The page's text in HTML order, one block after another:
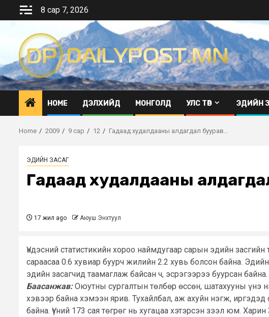
8 сар 7, 2026
HOME ДЭЛХИЙД МОНГОЛД УЛС ТӨР ЭДИЙН
Home 2009 9 сар 12 Гадаад худалдааны алдагдал буурав…
ЭДИЙН ЗАСАГ
Гадаад худалдааны
17 жил ago Аюуш Энхтуул
Үндэсний статистикийн хороо наймдугаар сарын эдийн
сараасаа 0.6 хувиар буурч жилийн 2.2 хувь болсон байна.
эдийн засагчид таамаглаж байсан ч, эсрэгээрээ буурсан
Баасанжав:Оюутны сургалтын төлбөр өссөн, шатахууны үнэ
хэвээр байна хэмээн ярив. Тухайлбал, аж ахуйн нэгж, иргэдэд
байна. Үүний 173 сая төгрөг нь хугацаа хэтэрсэн зээл юм.